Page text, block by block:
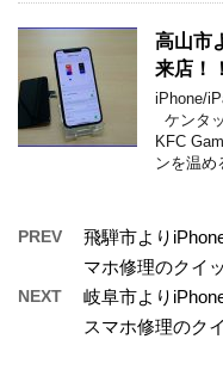
高山市
来店！
iPhone/
ケンタ
KFC
ンを温め
PREV
飛騨市より
マホ修理のクイ
NEXT
岐阜市より
スマホ修理のク